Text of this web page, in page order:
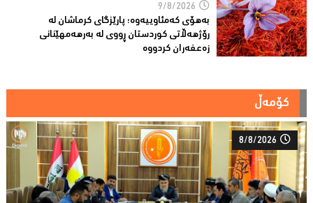
9/8/2026
بەهۆی کەمئاوییەوە؛ پارێزگاى کرماشان لە
رۆژهەڵاتى کوردستان ڕووى لە بەرهەمهێنانى
زەعفەران کردووە
کۆمەڵ
8/8/2026